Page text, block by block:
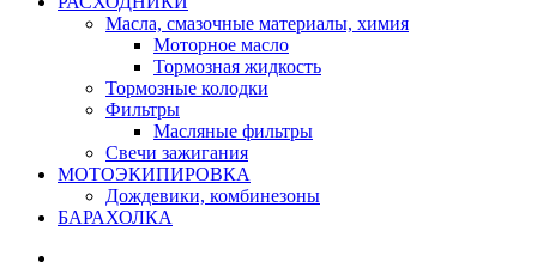
Масла, смазочные материалы, химия
Моторное масло
Тормозная жидкость
Тормозные колодки
Фильтры
Масляные фильтры
Свечи зажигания
МОТОЭКИПИРОВКА
Дождевики, комбинезоны
БАРАХОЛКА